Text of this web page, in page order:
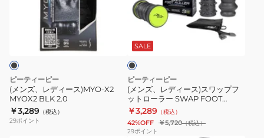
X2
MYOX2
BLK
2.0
ピーティーピー
(メンズ、レディース)MYO-X2
MYOX2 BLK 2.0
￥3,289 （税込）
29ポイント
ィ
ス)
ス
ワ
ッ
プ
フ
ッ
SALE
ブ
ラ
ッ
ピーティーピー
(メンズ、レディース)スワップフ
ットローラー SWAP FOOT
ROLLER
￥3,289 （税込）
42%OFF ￥5,720（税込）
29ポイント